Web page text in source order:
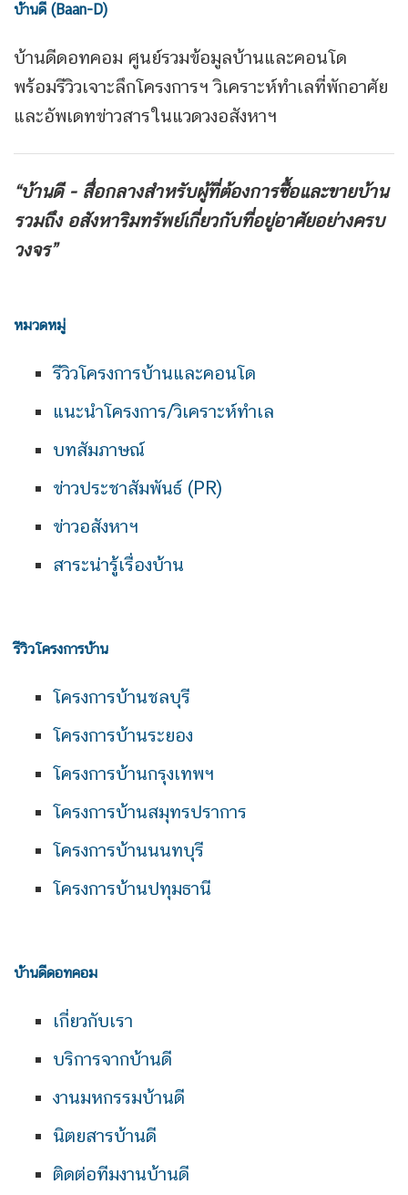
บ้านดี (Baan-D)
บ้านดีดอทคอม ศูนย์รวมข้อมูลบ้านและคอนโด
พร้อมรีวิวเจาะลึกโครงการฯ วิเคราะห์ทำเลที่พักอาศัย
และอัพเดทข่าวสารในแวดวงอสังหาฯ
“บ้านดี - สื่อกลางสำหรับผู้ที่ต้องการซื้อและขายบ้าน
รวมถึง อสังหาริมทรัพย์เกี่ยวกับที่อยู่อาศัยอย่างครบ
วงจร”
หมวดหมู่
รีวิวโครงการบ้านและคอนโด
แนะนำโครงการ/วิเคราะห์ทำเล
บทสัมภาษณ์
ข่าวประชาสัมพันธ์ (PR)
ข่าวอสังหาฯ
สาระน่ารู้เรื่องบ้าน
รีวิวโครงการบ้าน
โครงการบ้านชลบุรี
โครงการบ้านระยอง
โครงการบ้านกรุงเทพฯ
โครงการบ้านสมุทรปราการ
โครงการบ้านนนทบุรี
โครงการบ้านปทุมธานี
บ้านดีดอทคอม
เกี่ยวกับเรา
บริการจากบ้านดี
งานมหกรรมบ้านดี
นิตยสารบ้านดี
ติดต่อทีมงานบ้านดี